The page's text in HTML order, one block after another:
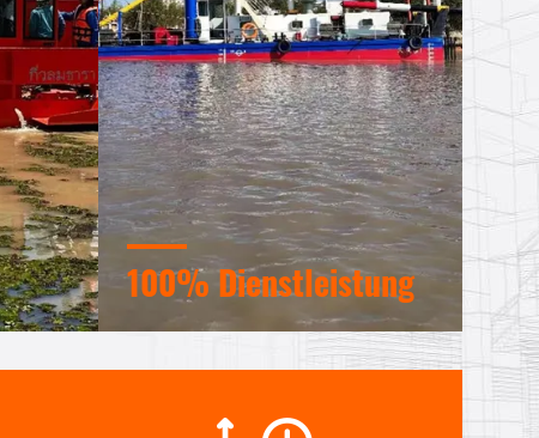
100% Dienstleistung
kundenspezifische kleine
DDP. Lassen Sie uns Ihnen helfen,